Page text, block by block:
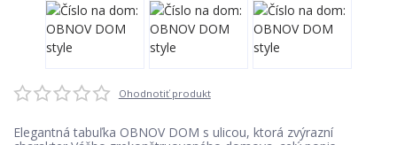
Ohodnotiť produkt
Elegantná tabuľka OBNOV DOM s ulicou, ktorá zvýrazní